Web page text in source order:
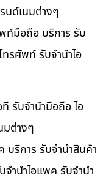
นด์เนมต่างๆ
ท์มือถือ บริการ รับ
ทรศัพท์ รับจำนำไอ
รับจำนำมือถือ ไอ
มต่างๆ
บริการ รับจำนำสินค้า
ำนำไอแพค รับจำนำ